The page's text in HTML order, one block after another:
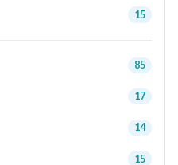
15
85
17
14
15